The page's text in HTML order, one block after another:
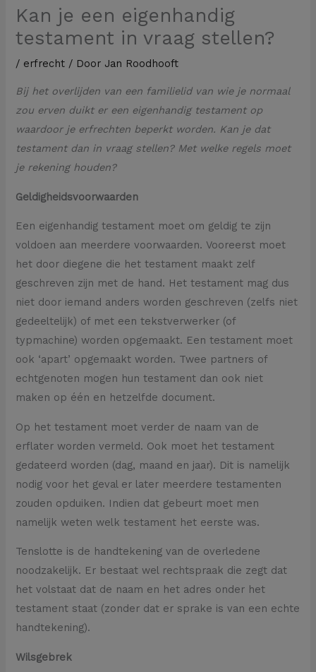
Kan je een eigenhandig
testament in vraag stellen?
/ erfrecht / Door Jan Roodhooft
Bij het overlijden van een familielid van wie je normaal
zou erven duikt er een eigenhandig testament op
waardoor je erfrechten beperkt worden. Kan je dat
testament dan in vraag stellen? Met welke regels moet
je rekening houden?
Geldigheidsvoorwaarden
Een eigenhandig testament moet om geldig te zijn
voldoen aan meerdere voorwaarden. Vooreerst moet
het door diegene die het testament maakt zelf
geschreven zijn met de hand. Het testament mag dus
niet door iemand anders worden geschreven (zelfs niet
gedeeltelijk) of met een tekstverwerker (of
typmachine) worden opgemaakt. Een testament moet
ook ‘apart’ opgemaakt worden. Twee partners of
echtgenoten mogen hun testament dan ook niet
maken op één en hetzelfde document.
Op het testament moet verder de naam van de
erflater worden vermeld. Ook moet het testament
gedateerd worden (dag, maand en jaar). Dit is namelijk
nodig voor het geval er later meerdere testamenten
zouden opduiken. Indien dat gebeurt moet men
namelijk weten welk testament het eerste was.
Tenslotte is de handtekening van de overledene
noodzakelijk. Er bestaat wel rechtspraak die zegt dat
het volstaat dat de naam en het adres onder het
testament staat (zonder dat er sprake is van een echte
handtekening).
Wilsgebrek